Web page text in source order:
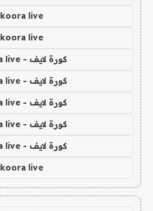
koora live
koora live
كورة لايف - koora live
كورة لايف - koora live
كورة لايف - koora live
كورة لايف - koora live
كورة لايف - koora live
koora live